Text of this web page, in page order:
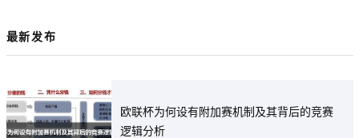
最新发布
欧联杯为何设有附加赛机制及其背后的竞赛
逻辑分析